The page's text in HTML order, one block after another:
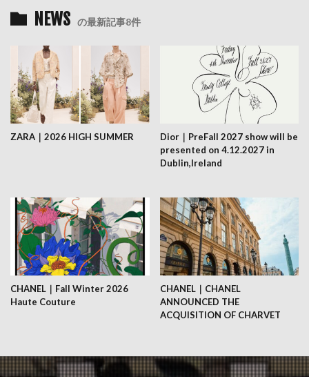
NEWS の最新記事8件
ZARA｜2026 HIGH SUMMER
Dior｜PreFall 2027 show will be
presented on 4.12.2027 in
Dublin,Ireland
CHANEL｜Fall Winter 2026
Haute Couture
CHANEL｜CHANEL
ANNOUNCED THE
ACQUISITION OF CHARVET